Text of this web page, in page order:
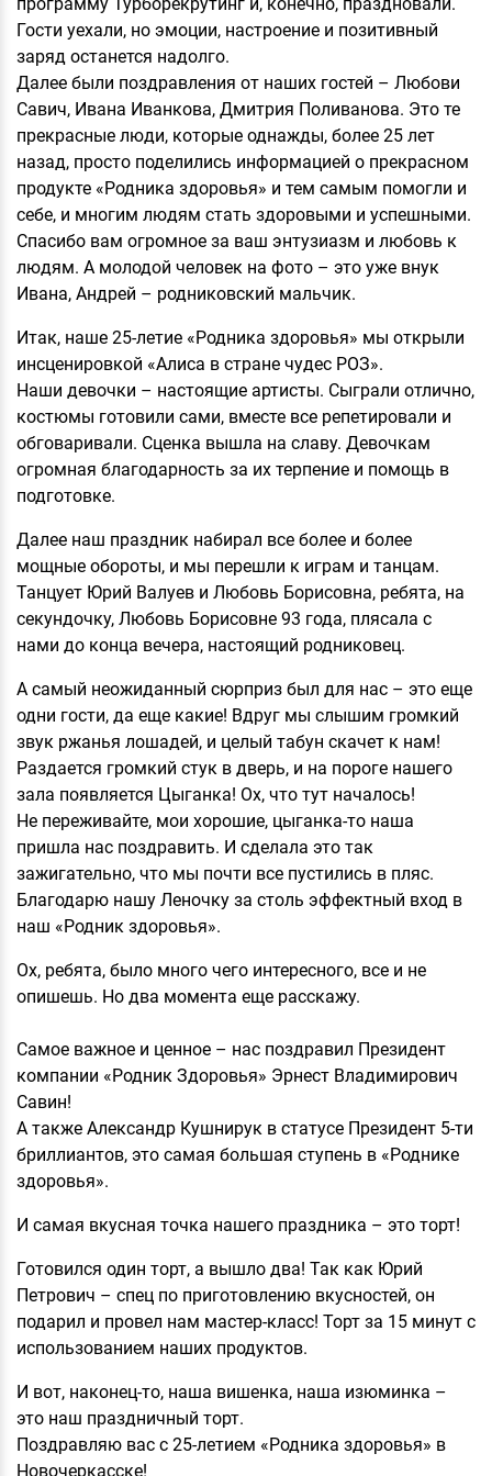
Гости уехали, но эмоции, настроение и позитивный
заряд останется надолго.
Далее были поздравления от наших гостей – Любови
Савич, Ивана Иванкова, Дмитрия Поливанова. Это те
прекрасные люди, которые однажды, более 25 лет
назад, просто поделились информацией о прекрасном
продукте «Родника здоровья» и тем самым помогли и
себе, и многим людям стать здоровыми и успешными.
Спасибо вам огромное за ваш энтузиазм и любовь к
людям. А молодой человек на фото – это уже внук
Ивана, Андрей – родниковский мальчик.
Итак, наше 25-летие «Родника здоровья» мы открыли
инсценировкой «Алиса в стране чудес РОЗ».
Наши девочки – настоящие артисты. Сыграли отлично,
костюмы готовили сами, вместе все репетировали и
обговаривали. Сценка вышла на славу. Девочкам
огромная благодарность за их терпение и помощь в
подготовке.
Далее наш праздник набирал все более и более
мощные обороты, и мы перешли к играм и танцам.
Танцует Юрий Валуев и Любовь Борисовна, ребята, на
секундочку, Любовь Борисовне 93 года, плясала с
нами до конца вечера, настоящий родниковец.
А самый неожиданный сюрприз был для нас – это еще
одни гости, да еще какие! Вдруг мы слышим громкий
звук ржанья лошадей, и целый табун скачет к нам!
Раздается громкий стук в дверь, и на пороге нашего
зала появляется Цыганка! Ох, что тут началось!
Не переживайте, мои хорошие, цыганка-то наша
пришла нас поздравить. И сделала это так
зажигательно, что мы почти все пустились в пляс.
Благодарю нашу Леночку за столь эффектный вход в
наш «Родник здоровья».
Ох, ребята, было много чего интересного, все и не
опишешь. Но два момента еще расскажу.
Самое важное и ценное – нас поздравил Президент
компании «Родник Здоровья» Эрнест Владимирович
Савин!
А также Александр Кушнирук в статусе Президент 5-ти
бриллиантов, это самая большая ступень в «Роднике
здоровья».
И самая вкусная точка нашего праздника – это торт!
Готовился один торт, а вышло два! Так как Юрий
Петрович – спец по приготовлению вкусностей, он
подарил и провел нам мастер-класс! Торт за 15 минут с
использованием наших продуктов.
И вот, наконец-то, наша вишенка, наша изюминка –
это наш праздничный торт.
Поздравляю вас с 25-летием «Родника здоровья» в
Новочеркасске!